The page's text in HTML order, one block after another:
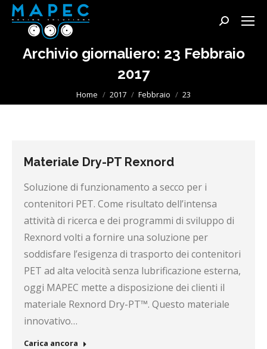
Cerca:
Archivio giornaliero: 23 Febbraio
2017
Tu sei qui:
Home 2017 Febbraio 23
Materiale Dry-PT Rexnord
Soluzione di funzionamento a secco per i
contenitori PET. Come risultato dell’intensa
attività di ricerca e dei programmi di sviluppo di
Rexnord volti a fornire una soluzione per
soddisfare l’esigenza di trasporto dei contenitori
PET ad alta velocità senza lubrificazione esterna,
oggi MAPEC mette a disposizione dei clienti il
materiale Rexnord Dry-PT™. Questo materiale
innovativo…
Carica ancora